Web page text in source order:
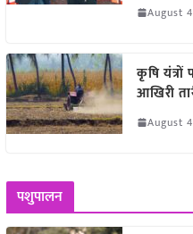
August
कृषि
आखिरी
August
पशुपालन